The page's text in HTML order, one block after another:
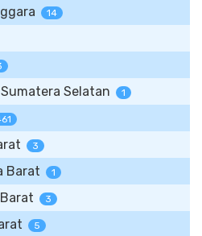
14
Selatan 1
3
Barat 1
3
5